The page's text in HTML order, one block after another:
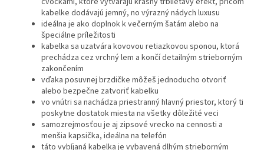
kabelke dodávajú jemný, no výrazný nádych luxusu
ideálna je ako doplnok k večerným šatám alebo na
špeciálne príležitosti
kabelka sa uzatvára kovovou retiazkovou sponou, ktorá
prechádza cez vrchný lem a končí detailným strieborným
zakončením
vďaka posuvnej brzdičke môžeš jednoducho otvoriť
alebo bezpečne zatvoriť kabelku
vo vnútri sa nachádza priestranný hlavný priestor, ktorý ti
poskytne dostatok miesta na všetky dôležité veci
samozrejmosťou je aj zipsové vrecko na cennosti a
menšia kapsička, ideálna na telefón
táto vybíjaná kabelka je vybavená dlhým strieborným